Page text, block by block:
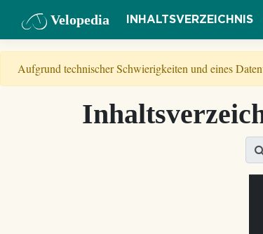
Velopedia INHALTSVERZEICHNIS
Aufgrund technischer Schwierigkeiten und eines